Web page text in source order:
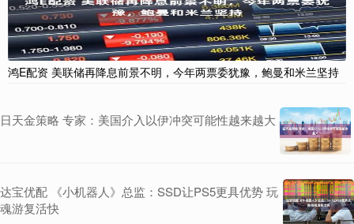
鸿E配资 美联储再降息前景不明，今年两票委犹豫，鲍曼和米兰坚持
日天金策略 专家：美国介入以伊冲突可能性越来越大
达宝优配 《小机器人》总监：SSD让PS5更具优势 玩
魂游复活快